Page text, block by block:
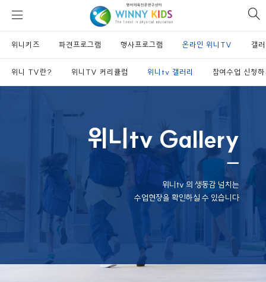
위
니
키
즈
위니키즈 파견프로그램 행사프로그램 온라인 위니TV 갤
위니 TV란? 위니TV 커리큘럼 위니tv 갤러리 참여수업 신청
위니tv Gallery
ㅡ
위니tv 의 생동감 넘치는
수업현장을 확인하실 수 있습니다